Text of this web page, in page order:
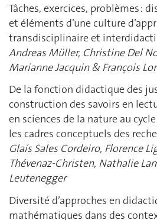
Tâches, exercices, problèmes :
et éléments d’une culture
transdisciplinaire et
Andreas Müller, Christine Del
Marianne Jacquin & François
De la fonction didactique des
construction des savoirs en
en sciences de la nature au
les cadres conceptuels des
Glaís Sales Cordeiro, Florence
Thévenaz-Christen, Nathalie
Leutenegger
Diversité d’approches en
mathématiques dans des